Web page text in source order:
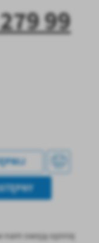
99
nam swoją opinię